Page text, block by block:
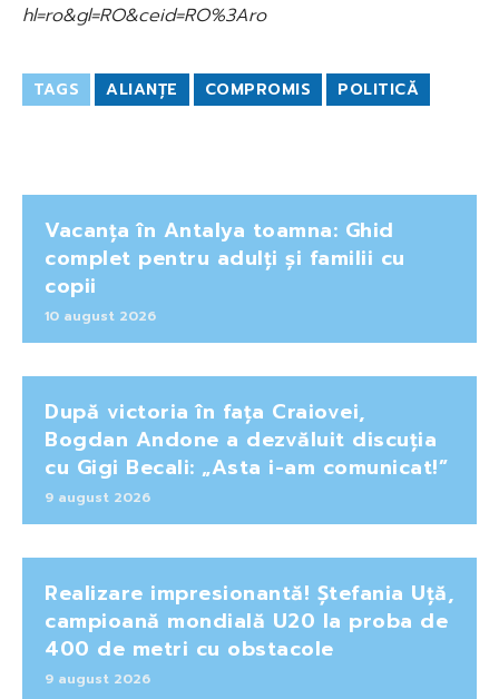
hl=ro&gl=RO&ceid=RO%3Aro
TAGS ALIANȚE COMPROMIS POLITICĂ
Vacanța în Antalya toamna: Ghid
complet pentru adulți și familii cu
copii
10 august 2026
După victoria în fața Craiovei,
Bogdan Andone a dezvăluit discuția
cu Gigi Becali: „Asta i-am comunicat!”
9 august 2026
Realizare impresionantă! Ștefania Uță,
campioană mondială U20 la proba de
400 de metri cu obstacole
9 august 2026